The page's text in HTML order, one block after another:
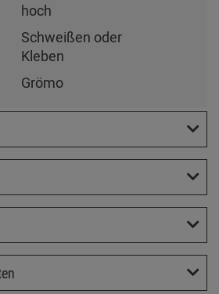
hoch
Schweißen oder
Kleben
Grömo